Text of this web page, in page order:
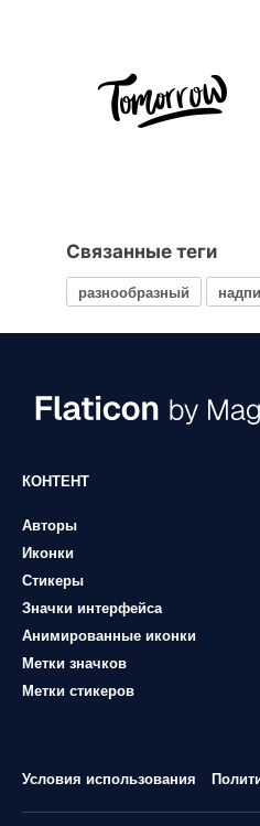
Связанные теги
разнообразный
КОНТЕНТ
Авторы
Иконки
Стикеры
Значки интерфейса
Анимированные иконки
Метки значков
Метки стикеров
Условия использования